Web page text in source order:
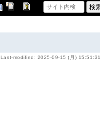
Last-modified: 2025-09-15 (月) 15:51:31